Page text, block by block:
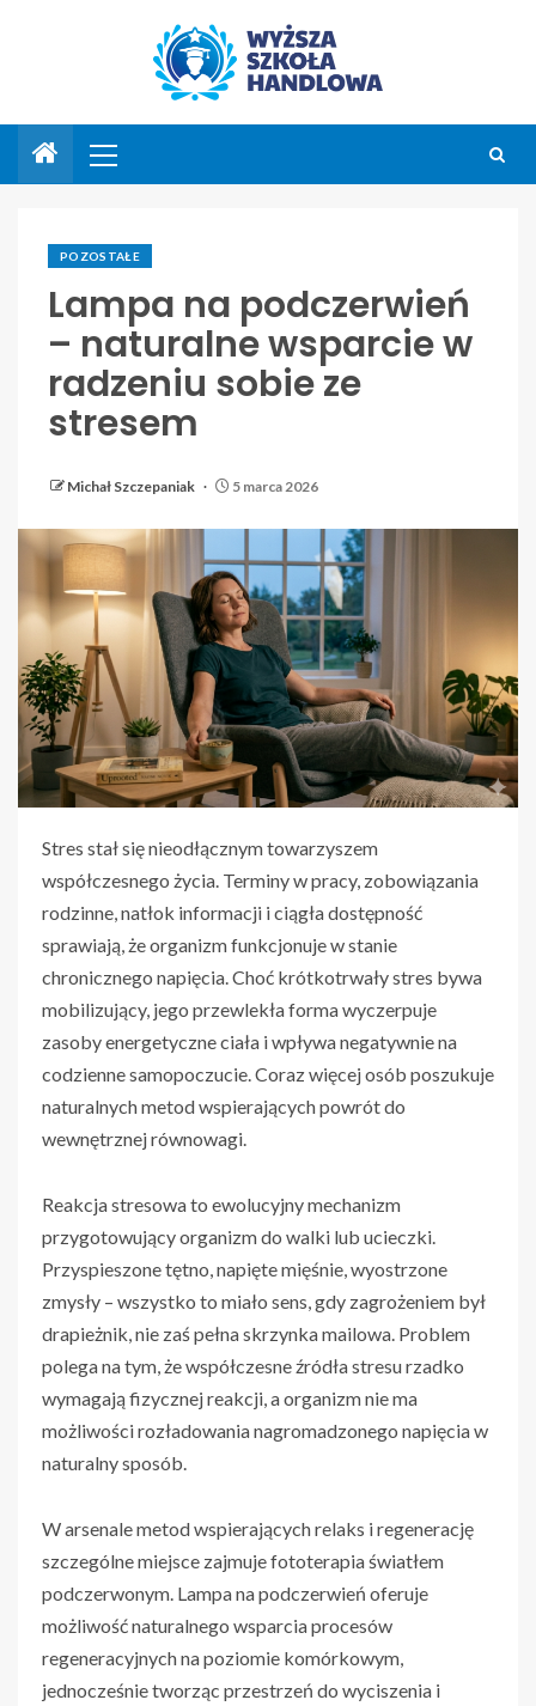
POZOSTAŁE
Lampa na podczerwień
– naturalne wsparcie w
radzeniu sobie ze
stresem
Michał Szczepaniak 5 marca 2026
Stres stał się nieodłącznym towarzyszem
współczesnego życia. Terminy w pracy, zobowiązania
rodzinne, natłok informacji i ciągła dostępność
sprawiają, że organizm funkcjonuje w stanie
chronicznego napięcia. Choć krótkotrwały stres bywa
mobilizujący, jego przewlekła forma wyczerpuje
zasoby energetyczne ciała i wpływa negatywnie na
codzienne samopoczucie. Coraz więcej osób poszukuje
naturalnych metod wspierających powrót do
wewnętrznej równowagi.
Reakcja stresowa to ewolucyjny mechanizm
przygotowujący organizm do walki lub ucieczki.
Przyspieszone tętno, napięte mięśnie, wyostrzone
zmysły – wszystko to miało sens, gdy zagrożeniem był
drapieżnik, nie zaś pełna skrzynka mailowa. Problem
polega na tym, że współczesne źródła stresu rzadko
wymagają fizycznej reakcji, a organizm nie ma
możliwości rozładowania nagromadzonego napięcia w
naturalny sposób.
W arsenale metod wspierających relaks i regenerację
szczególne miejsce zajmuje fototerapia światłem
podczerwonym. Lampa na podczerwień oferuje
możliwość naturalnego wsparcia procesów
regeneracyjnych na poziomie komórkowym,
jednocześnie tworząc przestrzeń do wyciszenia i